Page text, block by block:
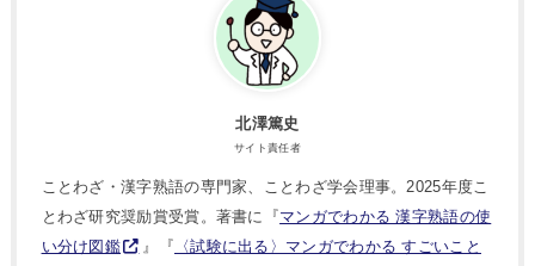
北澤篤史
サイト責任者
ことわざ・漢字熟語の専門家、ことわざ学会理事。2025年度こ
とわざ研究奨励賞受賞。著書に『マンガでわかる 漢字熟語の使
い分け図鑑
』『 〈試験に出る〉マンガでわかる すごいこと